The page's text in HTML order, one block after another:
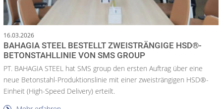
16.03.2026
BAHAGIA STEEL BESTELLT ZWEISTRÄNGIGE HSD®-
BETONSTAHLLINIE VON SMS GROUP
PT. BAHAGIA STEEL hat SMS group den ersten Auftrag über eine
neue Betonstahl-Produktionslinie mit einer zweisträngigen HSD®-
Einheit (High-Speed Delivery) erteilt.